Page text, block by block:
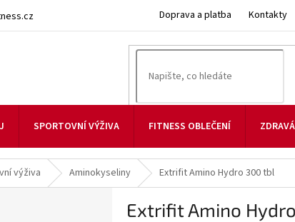
Doprava a platba Kontakty
SPORTOVNÍ VÝŽIVA FITNESS OBLEČENÍ
výživa Aminokyseliny Extrifit Amino Hydro 300 tbl
Extrifit Amino